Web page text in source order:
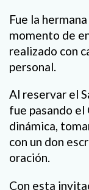
Fue la
momento de
realizado con
personal.
Al reservar el
fue pasando el
dinámica,
con un don
oración.
Con esta